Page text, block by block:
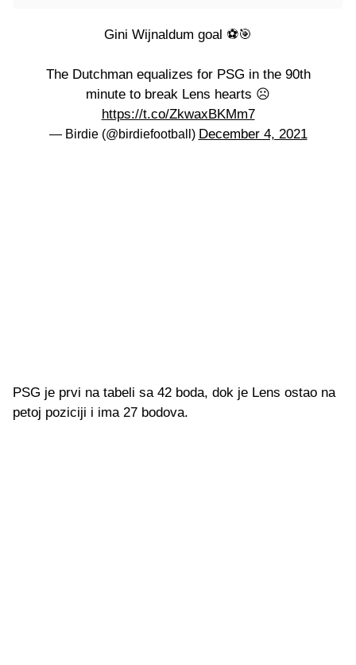
Gini Wijnaldum goal ⚽🎯
The Dutchman equalizes for PSG in the 90th
minute to break Lens hearts ☹️
https://t.co/ZkwaxBKMm7
— Birdie (@birdiefootball) December 4, 2021
PSG je prvi na tabeli sa 42 boda, dok je Lens ostao na
petoj poziciji i ima 27 bodova.